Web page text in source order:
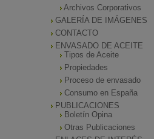
Archivos Corporativos
GALERÍA DE IMÁGENES
CONTACTO
ENVASADO DE ACEITE
Tipos de Aceite
Propiedades
Proceso de envasado
Consumo en España
PUBLICACIONES
Boletín Opina
Otras Publicaciones